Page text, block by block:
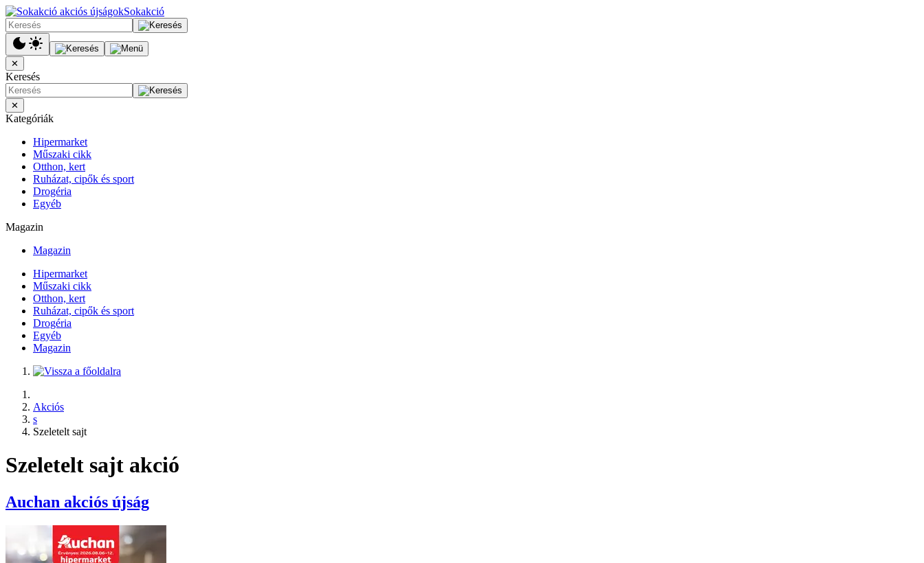
Sokakció
✕
Keresés
✕
Kategóriák
Hipermarket
Műszaki cikk
Otthon, kert
Ruházat, cipők és sport
Drogéria
Egyéb
Magazin
Magazin
Hipermarket
Műszaki cikk
Otthon, kert
Ruházat, cipők és sport
Drogéria
Egyéb
Magazin
Akciós
s
Szeletelt sajt
Szeletelt sajt akció
Auchan akciós újság